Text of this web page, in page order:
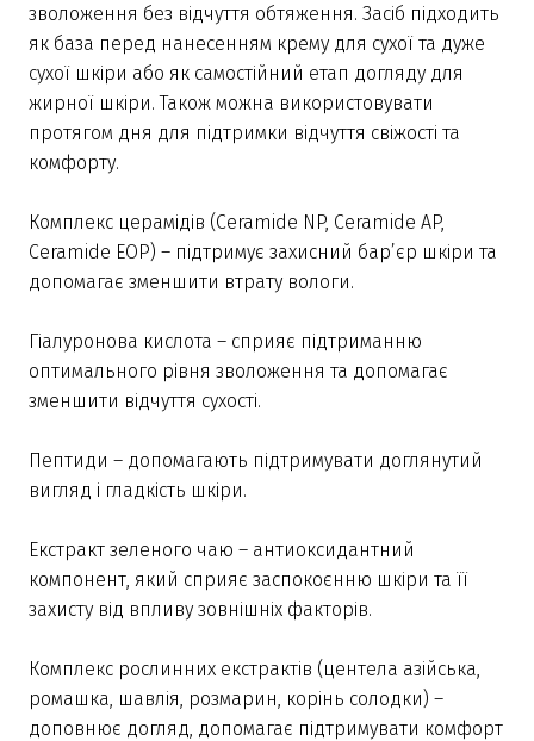
зволоження без відчуття обтяження. Засіб підходить
як база перед нанесенням крему для сухої та дуже
сухої шкіри або як самостійний етап догляду для
жирної шкіри. Також можна використовувати
протягом дня для підтримки відчуття свіжості та
комфорту.
Комплекс церамідів (Ceramide NP, Ceramide AP,
Ceramide EOP) – підтримує захисний бар’єр шкіри та
допомагає зменшити втрату вологи.
Гіалуронова кислота – сприяє підтриманню
оптимального рівня зволоження та допомагає
зменшити відчуття сухості.
Пептиди – допомагають підтримувати доглянутий
вигляд і гладкість шкіри.
Екстракт зеленого чаю – антиоксидантний
компонент, який сприяє заспокоєнню шкіри та її
захисту від впливу зовнішніх факторів.
Комплекс рослинних екстрактів (центела азійська,
ромашка, шавлія, розмарин, корінь солодки) –
доповнює догляд, допомагає підтримувати комфорт